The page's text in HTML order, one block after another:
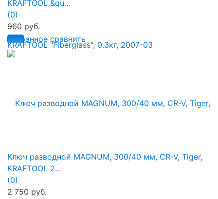
избранное сравнить
KRAFTOOL &qu...
(0)
960 руб.
Ключ разводной MAGNUM, 300/40 мм, CR-V, Tiger,
KRAFTOOL 2...
(0)
2 750 руб.